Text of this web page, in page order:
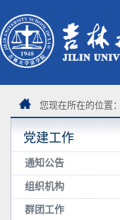
您现在所在的位置：
党建工作
通知公告
组织机构
群团工作